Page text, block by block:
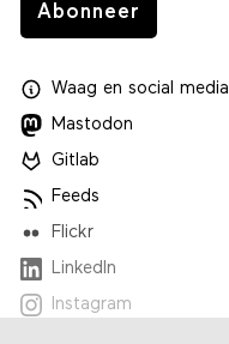
Abonneer
Waagen social media
Mastodon
Gitlab
Feeds
Flickr
LinkedIn
Instagram